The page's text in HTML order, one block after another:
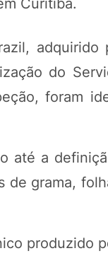
Curitiba.
adquirido
do
foram
até a
grama,
produzido